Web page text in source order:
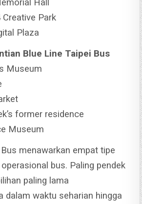
Hall
Park
Plaza
Blue Line Taipei Bus
Museum
former residence
Museum
menawarkan empat tipe
bus. Paling pendek
paling lama
dalam waktu seharian hingga